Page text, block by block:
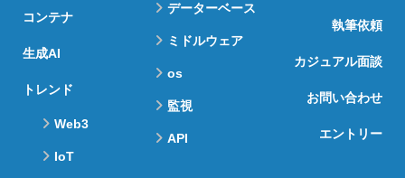
コンテナ
生成AI
トレンド
Web3
IoT
データーベース
ミドルウェア
os
監視
API
執筆依頼
カジュアル面談
お問い合わせ
エントリー